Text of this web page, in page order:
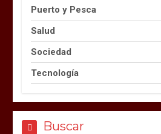
Puerto y Pesca
Salud
Sociedad
Tecnología
Buscar